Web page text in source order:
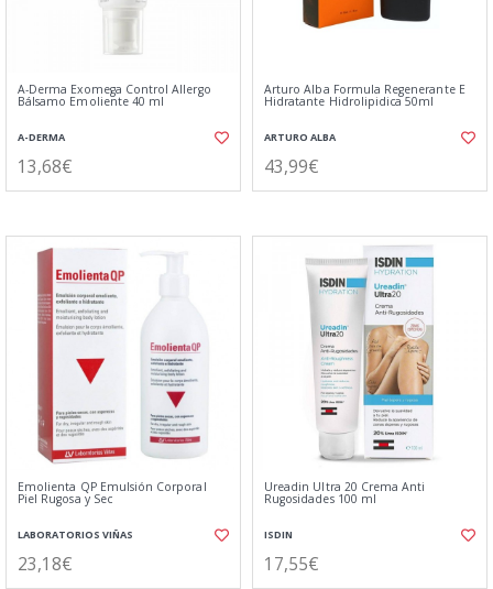
A-Derma Exomega Control Allergo
Bálsamo Emoliente 40 ml
A-DERMA
13,68€
Arturo Alba Formula Regenerante E
Hidratante Hidrolipidica 50ml
ARTURO ALBA
43,99€
Emolienta QP Emulsión Corporal
Piel Rugosa y Sec
LABORATORIOS VIÑAS
23,18€
Ureadin Ultra 20 Crema Anti
Rugosidades 100 ml
ISDIN
17,55€